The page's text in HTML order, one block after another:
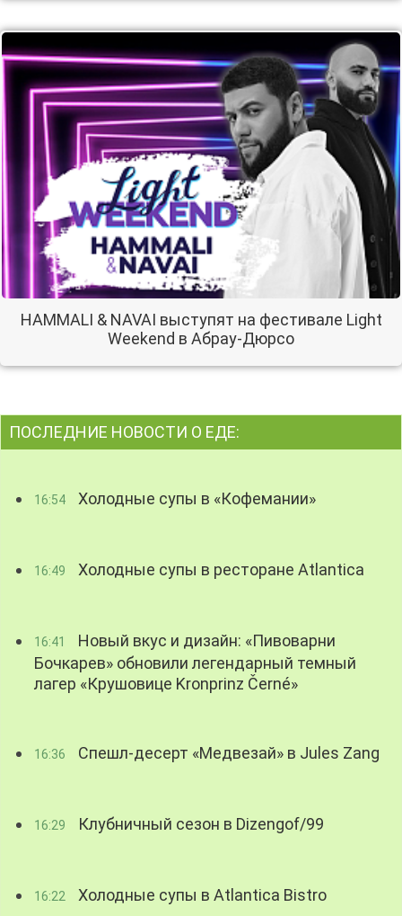
HAMMALI & NAVAI выступят на фестивале Light
Weekend в Абрау-Дюрсо
ПОСЛЕДНИЕ НОВОСТИ О ЕДЕ:
16:54 Холодные супы в «Кофемании»
16:49 Холодные супы в ресторане Atlantica
16:41
Новый вкус и дизайн: «Пивоварни
Бочкарев» обновили легендарный темный
лагер «Крушовице Kronprinz Černé»
16:36 Спешл-десерт «Медвезай» в Jules Zang
16:29 Клубничный сезон в Dizengof/99
16:22 Холодные супы в Atlantica Bistro